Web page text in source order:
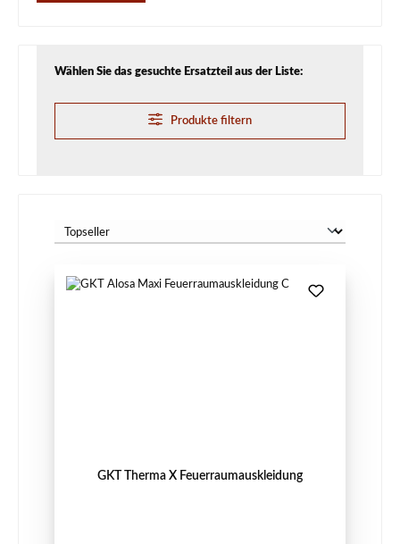
Wählen Sie das gesuchte Ersatzteil aus der Liste:
Produkte filtern
GKT Therma X Feuerraumauskleidung